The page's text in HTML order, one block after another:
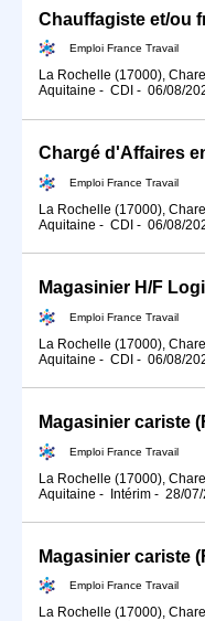
Chauffagiste et/ou
Emploi France Travail
La Rochelle (17000),
Aquitaine - CDI - 06/08/
Chargé d'Affaires
Emploi France Travail
La Rochelle (17000),
Aquitaine - CDI - 06/08/
Magasinier H/F
Emploi France Travail
La Rochelle (17000),
Aquitaine - CDI - 06/08/
Magasinier cariste
Emploi France Travail
La Rochelle (17000),
Aquitaine - Intérim - 28/
Magasinier cariste
Emploi France Travail
La Rochelle (17000),